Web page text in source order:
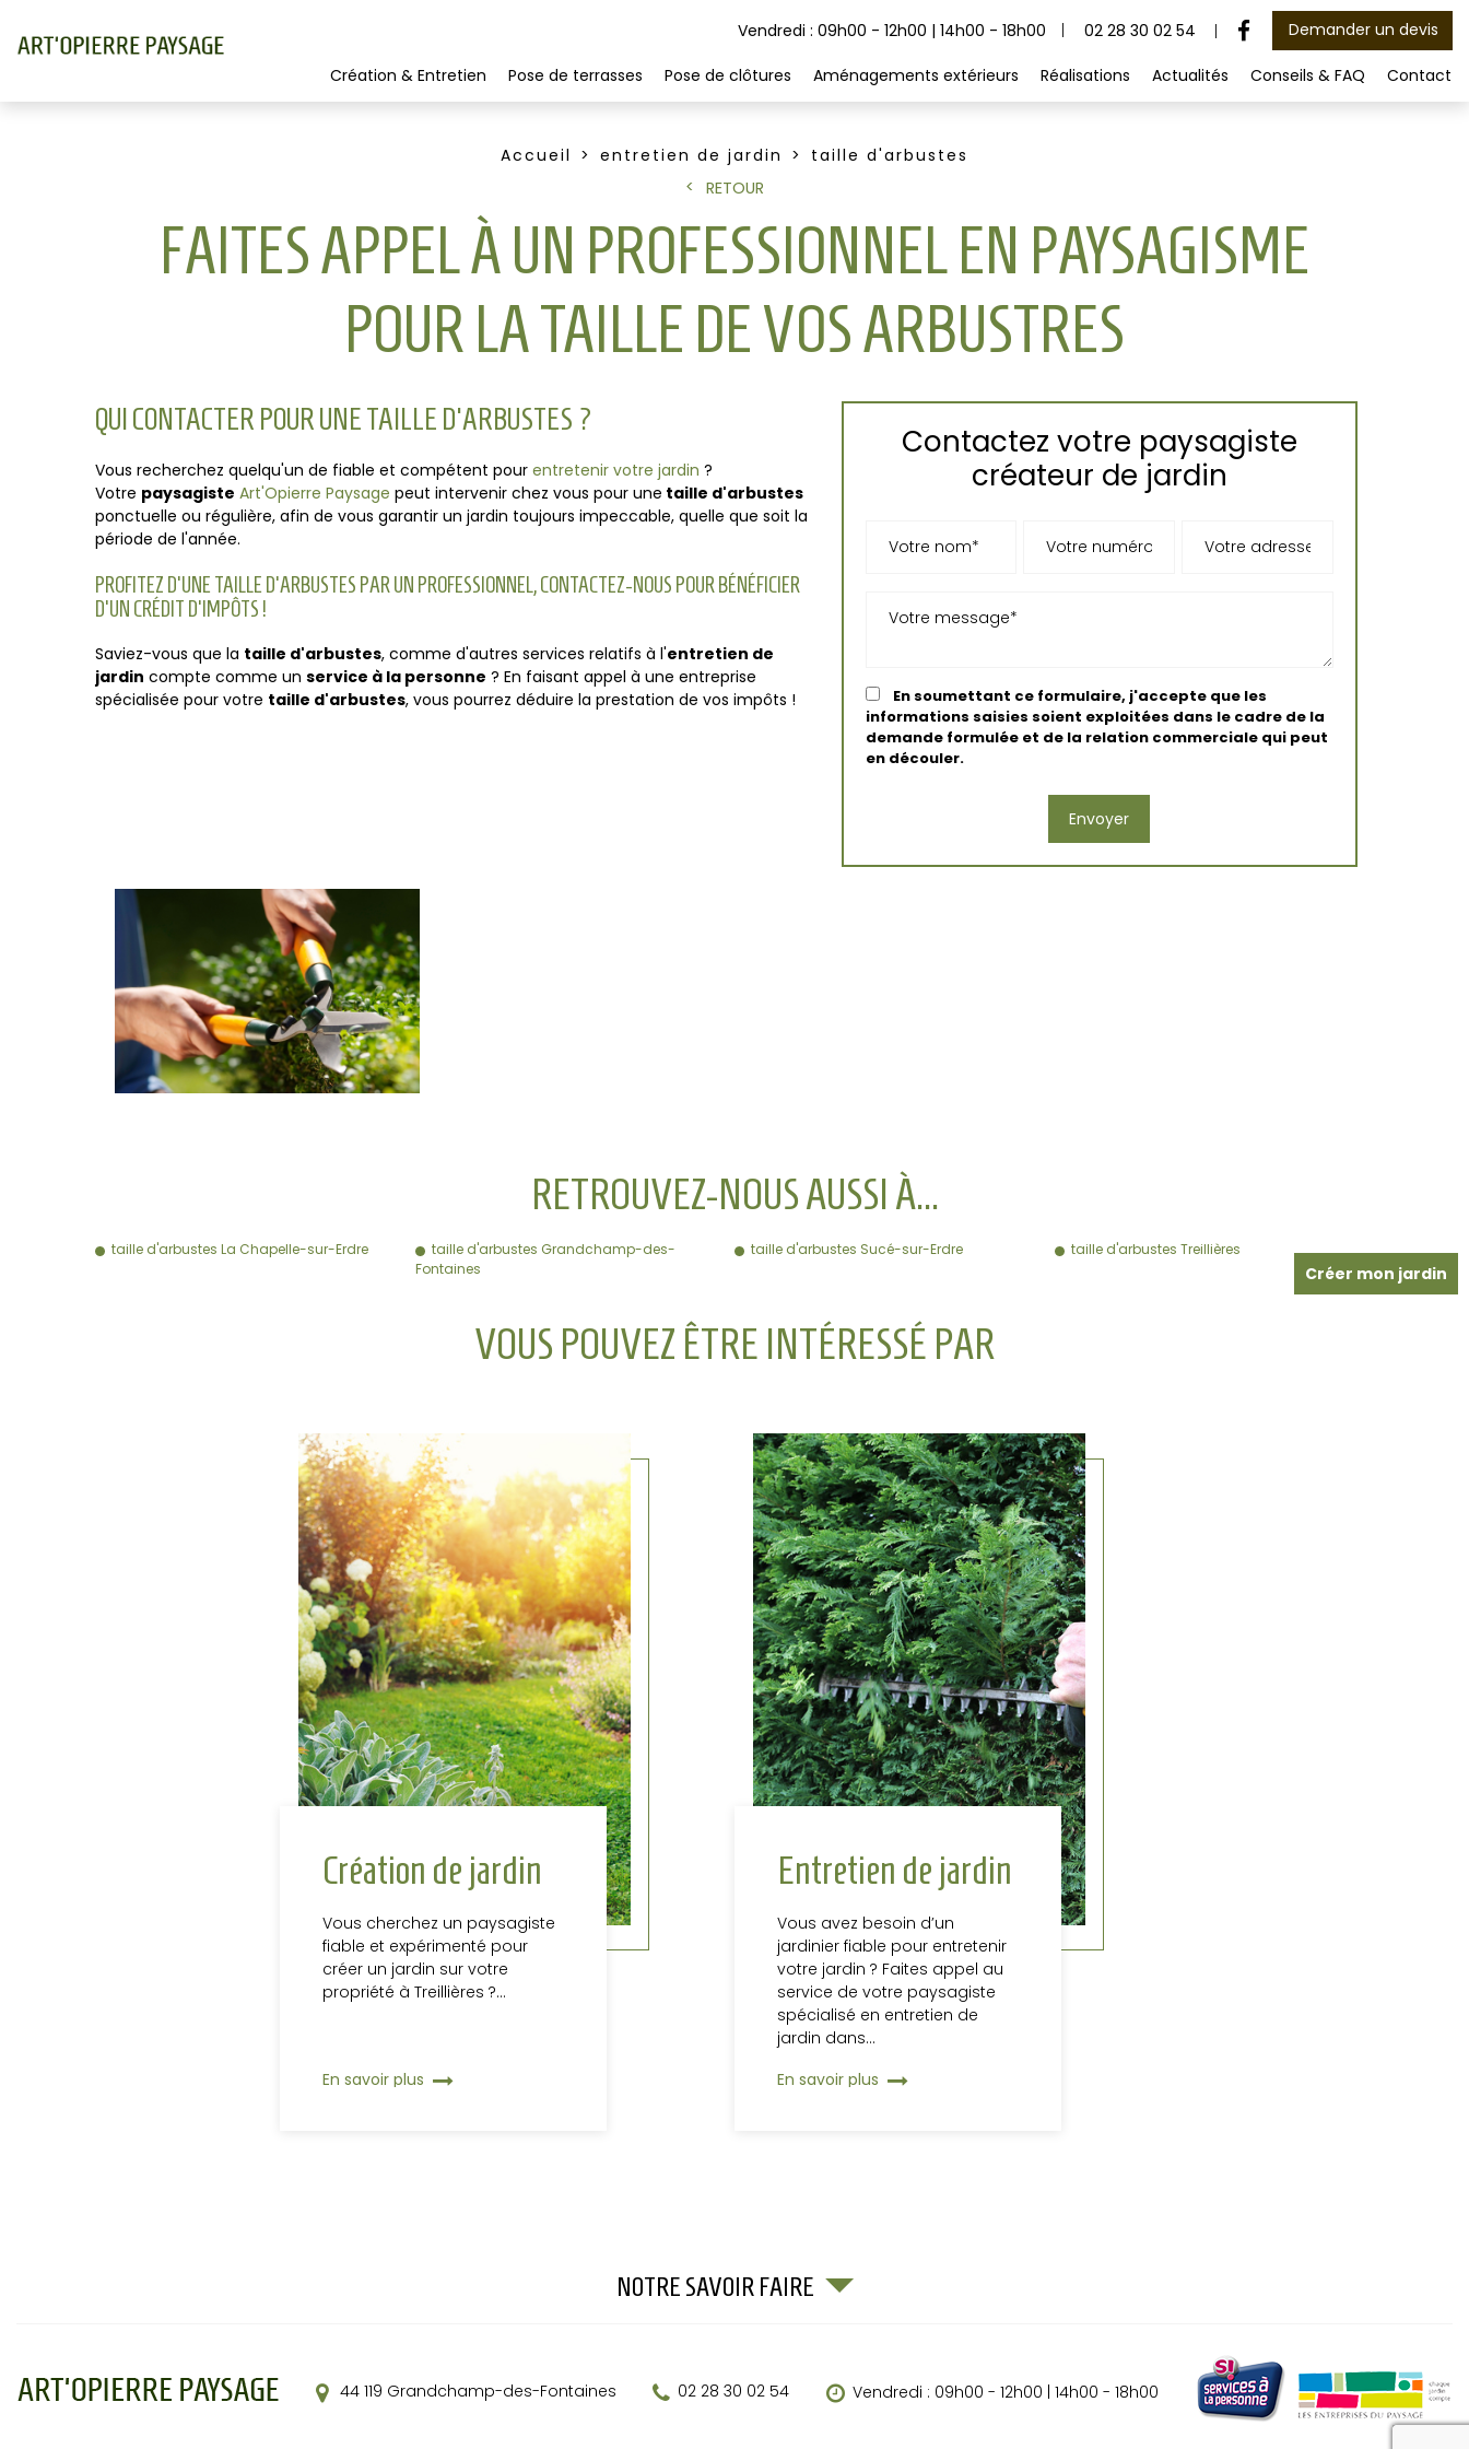
Vendredi : 09h00 - 12h00 | 14h00 - 18h00 02 28 30 02 54 Demander un devis
Création & Entretien Pose de terrasses Pose de clôtures Aménagements extérieurs Réalisations Actualités Conseils & FAQ Contact
Accueil entretien de jardin
taille d'arbustes
RETOUR
FAITES APPEL À UN PROFESSIONNEL EN PAYSAGISME
POUR LA TAILLE DE VOS ARBUSTRES
QUI CONTACTER POUR UNE TAILLE D'ARBUSTES ?
Vous recherchez quelqu'un de fiable et compétent pour entretenir votre jardin ?
Votre paysagiste Art'Opierre Paysage peut intervenir chez vous pour une taille d'arbustes
ponctuelle ou régulière, afin de vous garantir un jardin toujours impeccable, quelle que soit la
période de l'année.
PROFITEZ D'UNE TAILLE D'ARBUSTES PAR UN PROFESSIONNEL, CONTACTEZ-NOUS POUR BÉNÉFICIER
D'UN CRÉDIT D'IMPÔTS !
Saviez-vous que la taille d'arbustes, comme d'autres services relatifs à l'entretien de
jardin compte comme un service à la personne ? En faisant appel à une entreprise
spécialisée pour votre taille d'arbustes, vous pourrez déduire la prestation de vos impôts !
Contactez votre paysagiste
créateur de jardin
En soumettant ce formulaire, j'accepte que les
informations saisies soient exploitées dans le cadre de la
demande formulée et de la relation commerciale qui peut
en découler.
RETROUVEZ-NOUS AUSSI À…
taille d'arbustes La Chapelle-sur-Erdre
taille d'arbustes Grandchamp-des-
Fontaines
taille d'arbustes Sucé-sur-Erdre taille d'arbustes Treillières
VOUS POUVEZ ÊTRE INTÉRESSÉ PAR
Création de jardin
Vous cherchez un paysagiste
fiable et expérimenté pour
créer un jardin sur votre
propriété à Treillières ?…
En savoir plus
Entretien de jardin
Vous avez besoin d’un
jardinier fiable pour entretenir
votre jardin ? Faites appel au
service de votre paysagiste
spécialisé en entretien de
jardin dans…
En savoir plus
Créer mon jardin
NOTRE SAVOIR FAIRE
44 119 Grandchamp-des-Fontaines 02 28 30 02 54 Vendredi : 09h00 - 12h00 | 14h00 - 18h00